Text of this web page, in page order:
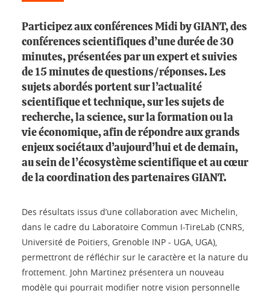
Participez aux conférences Midi by GIANT, des
conférences scientifiques d’une durée de 30
minutes, présentées par un expert et suivies
de 15 minutes de questions/réponses. Les
sujets abordés portent sur l’actualité
scientifique et technique, sur les sujets de
recherche, la science, sur la formation ou la
vie économique, afin de répondre aux grands
enjeux sociétaux d’aujourd’hui et de demain,
au sein de l’écosystème scientifique et au cœur
de la coordination des partenaires GIANT.
Des résultats issus d’une collaboration avec Michelin,
dans le cadre du Laboratoire Commun I-TireLab (CNRS,
Université de Poitiers, Grenoble INP - UGA, UGA),
permettront de réfléchir sur le caractère et la nature du
frottement. John Martinez présentera un nouveau
modèle qui pourrait modifier notre vision personnelle